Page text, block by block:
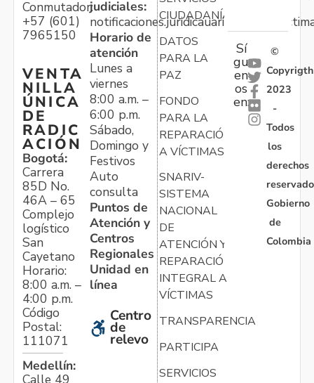
Conmutador:
+57 (601)
7965150
VENTA
NILLA
ÚNICA
DE
RADIC
ACIÓN
Bogotá:
Carrera
85D No.
46A – 65
Complejo
logístico
San
Cayetano
Horario:
8:00 a.m. –
4:00 p.m.
Código
Postal:
111071
Medellín:
judiciales:
Horario de
atención
Lunes a
viernes
8:00 a.m. –
6:00 p.m.
Sábado,
Domingo y
Festivos
Auto
consulta
Puntos de
Atención y
Centros
Regionales
Unidad en
línea
Centro
de
relevo
CIUDADANÍA
DATOS
PARA LA
PAZ
FONDO
PARA LA
REPARACIÓN
A VÍCTIMAS
SNARIV-
SISTEMA
NACIONAL
DE
ATENCIÓN Y
REPARACIÓN
INTEGRAL A
VÍCTIMAS
TRANSPARENCIA
PARTICIPA
SERVICIOS
Sí
gu
en
os
en:
©
Copyrigth
2023
-
Todos
los
derechos
Gobierno
de
Colombia